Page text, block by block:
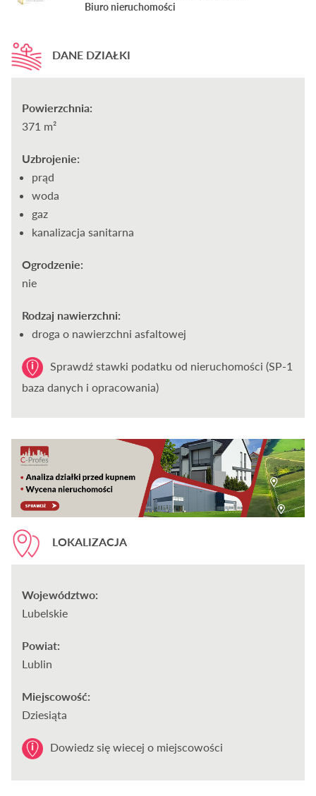
Biuro nieruchomości
DANE DZIAŁKI
Powierzchnia:
371 m²
Uzbrojenie:
prąd
woda
gaz
kanalizacja sanitarna
Ogrodzenie:
nie
Rodzaj nawierzchni:
droga o nawierzchni asfaltowej
Sprawdź stawki podatku od nieruchomości (SP-1
baza danych i opracowania)
LOKALIZACJA
Województwo:
Lubelskie
Powiat:
Lublin
Miejscowość:
Dziesiąta
Dowiedz się wiecej o miejscowości